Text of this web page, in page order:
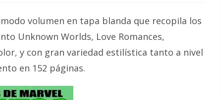
volumen en tapa blanda que recopila los
Unknown Worlds, Love Romances,
y con gran variedad estilística tanto a nivel
en 152 páginas.